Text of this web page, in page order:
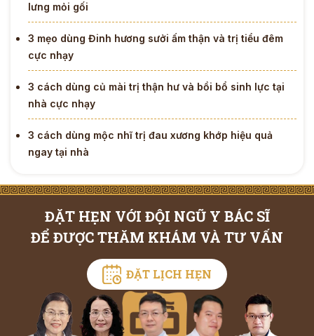
lưng mỏi gối
3 mẹo dùng Đinh hương sưởi ấm thận và trị tiểu đêm
cực nhạy
3 cách dùng củ mài trị thận hư và bồi bổ sinh lực tại
nhà cực nhạy
3 cách dùng mộc nhĩ trị đau xương khớp hiệu quả
ngay tại nhà
ĐẶT HẸN VỚI ĐỘI NGŨ Y BÁC SĨ
ĐỂ ĐƯỢC THĂM KHÁM VÀ TƯ VẤN
ĐẶT LỊCH HẸN